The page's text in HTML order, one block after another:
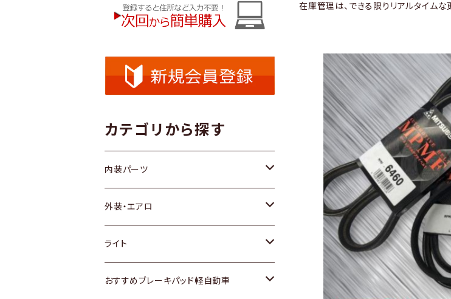
在庫管理は、できる限りリアルタイム
カテゴリから探す
内装パーツ
トヨタ
ホンダ
スズキ
外装・エアロ
トヨタ
ホンダ
ライト
トヨタ
おすすめブレーキパッド軽自動車